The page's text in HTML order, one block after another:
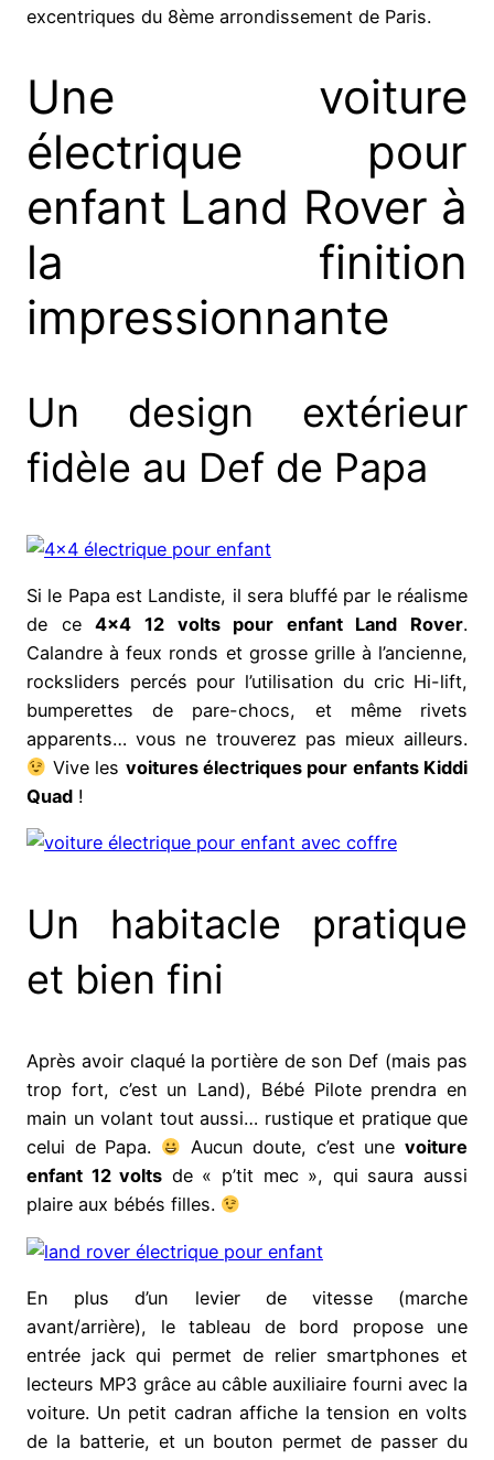
excentriques du 8ème arrondissement de Paris.
Une voiture
électrique pour
enfant Land Rover à
la finition
impressionnante
Un design extérieur
fidèle au Def de Papa
Si le Papa est Landiste, il sera bluffé par le réalisme
de ce4×4 12 volts pour enfant Land Rover.
Calandre à feux ronds et grosse grille à l’ancienne,
rocksliders percés pour l’utilisation du cric Hi-lift,
bumperettes de pare-chocs, et même rivets
apparents… vous ne trouverez pas mieux ailleurs.
Vive les voitures électriques pour enfants Kiddi
Quad !
Un habitacle pratique
et bien fini
Après avoir claqué la portière de son Def (mais pas
trop fort, c’est un Land), Bébé Pilote prendra en
main un volant tout aussi… rustique et pratique que
celui de Papa.
Aucun doute, c’est unevoiture
enfant 12 volts de « p’tit mec », qui saura aussi
plaire aux bébés filles.
En plus d’un levier de vitesse (marche
avant/arrière), le tableau de bord propose une
entrée jack qui permet de relier smartphones et
lecteurs MP3 grâce au câble auxiliaire fourni avec la
voiture. Un petit cadran affiche la tension en volts
de la batterie, et un bouton permet de passer du